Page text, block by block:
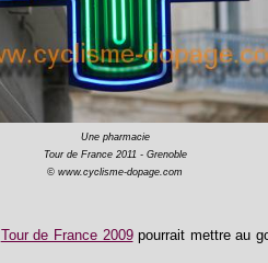
Une pharmacie
Tour de France 2011 - Grenoble
© www.cyclisme-dopage.com
Tour de France 2009pourrait mettre au